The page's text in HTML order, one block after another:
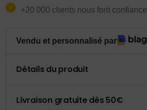
+20 000 clients nous font confiance
Vendu et personnalisé par
Détails du produit
Livraison gratuite dès 50€